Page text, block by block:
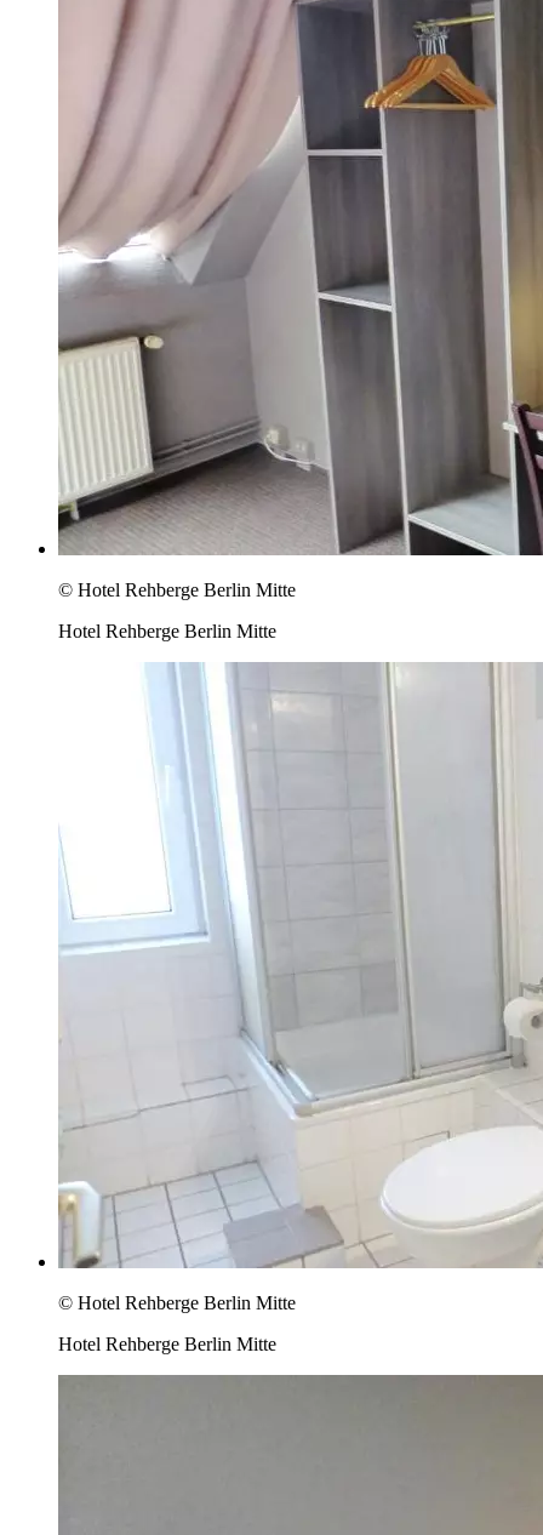
© Hotel Rehberge Berlin Mitte
Hotel Rehberge Berlin Mitte
© Hotel Rehberge Berlin Mitte
Hotel Rehberge Berlin Mitte